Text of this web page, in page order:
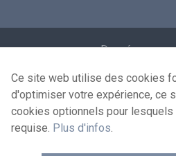
Données
Conditions de
Contactez-
Ce site web utilise des cookies
d'optimiser votre expérience, ce
cookies optionnels pour
requise. Plus d'infos.